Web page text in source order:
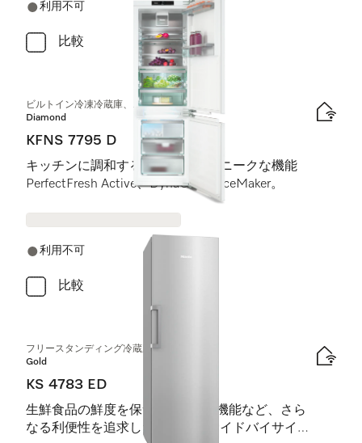
利用不可
比較
ビルトイン冷凍冷蔵庫、ニッチ高さ178 cm
Diamond
KFNS 7795 D
キッチンに調和するデザインとユニークな機能
PerfectFresh Active、DynaCool、IceMaker。
利用不可
比較
フリースタンディング冷蔵庫
Gold
KS 4783 ED
生鮮食品の鮮度を保つDailyFresh機能など、さら
なる利便性を追求した理想的なサイドバイサイド